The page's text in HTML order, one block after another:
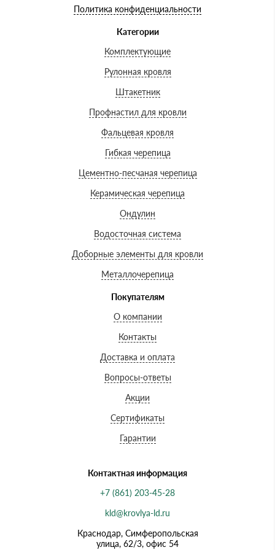
Политика конфиденциальности
Категории
Комплектующие
Рулонная кровля
Штакетник
Профнастил для кровли
Фальцевая кровля
Гибкая черепица
Цементно-песчаная черепица
Керамическая черепица
Ондулин
Водосточная система
Доборные элементы для кровли
Металлочерепица
Покупателям
О компании
Контакты
Доставка и оплата
Вопросы-ответы
Акции
Сертификаты
Гарантии
Контактная информация
+7 (861) 203-45-28
kld@krovlya-ld.ru
Краснодар, Симферопольская
улица, 62/3, офис 54